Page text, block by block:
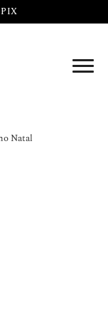
PIX
Natal